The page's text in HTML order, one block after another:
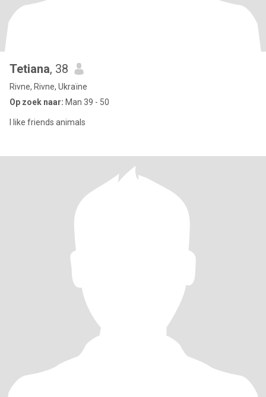
Tetiana, 38
Rivne, Rivne, Ukraïne
Op zoek naar: Man 39 - 50
I like friends animals